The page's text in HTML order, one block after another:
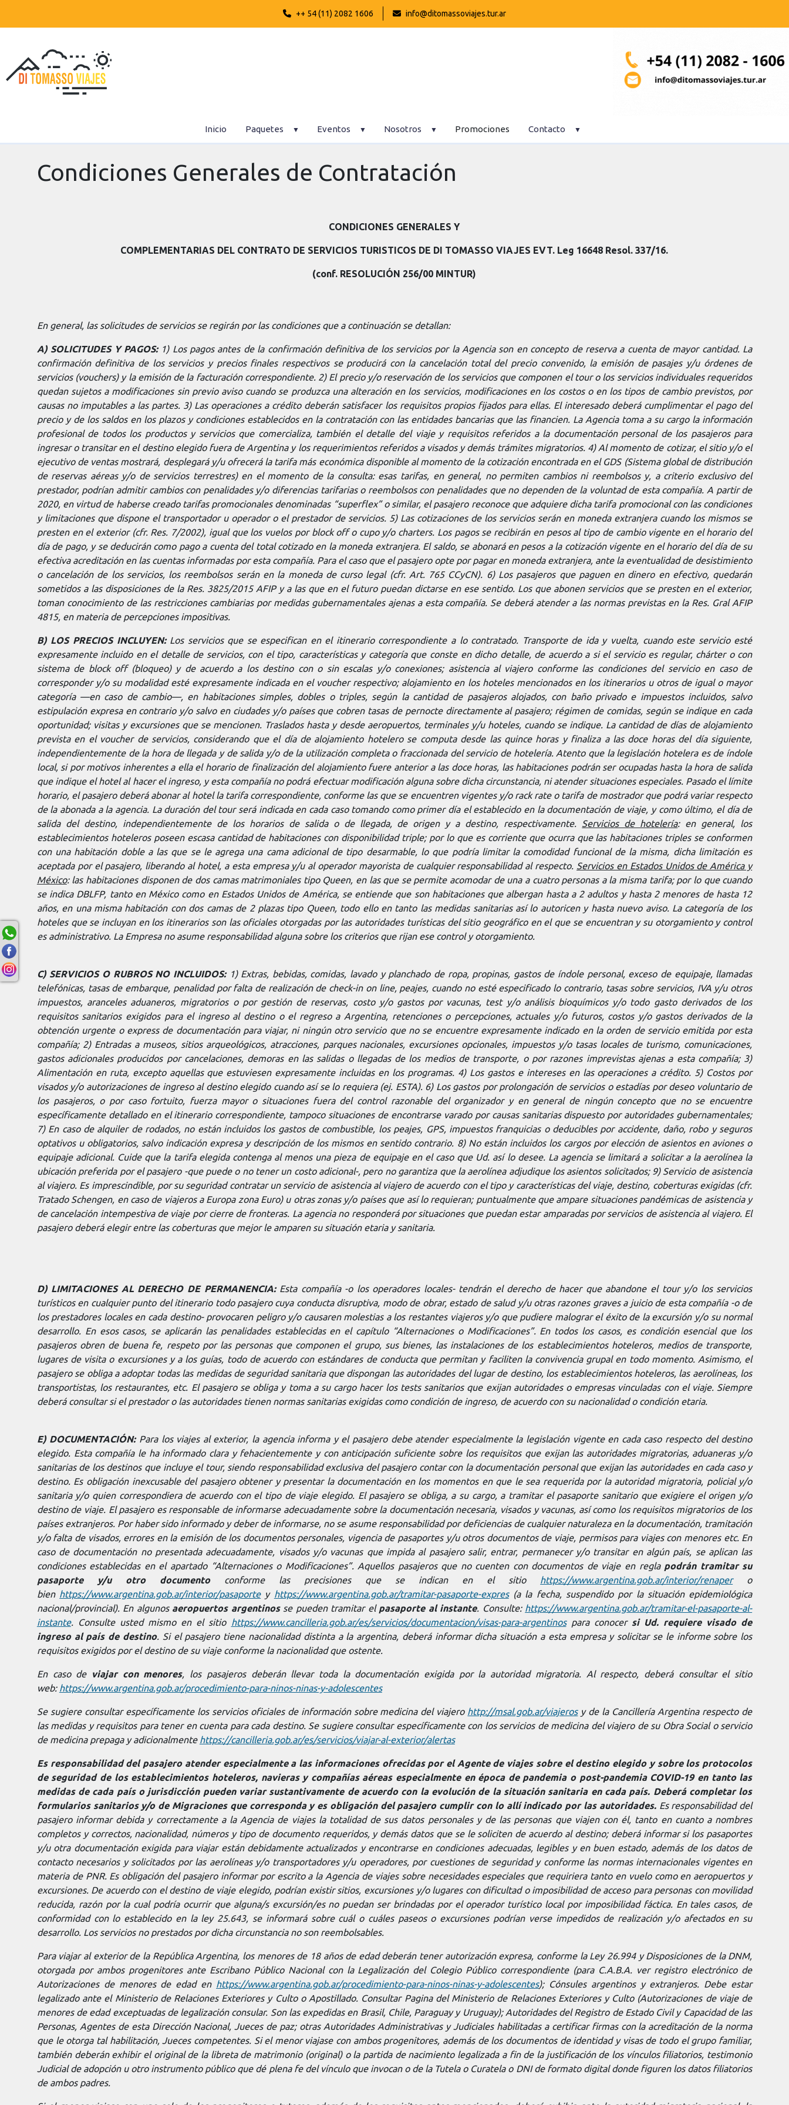
++ 54 (11) 2082 1606 info@ditomassoviajes.tur.ar
Inicio Paquetes Eventos Nosotros Promociones Contacto
Condiciones Generales de Contratación
CONDICIONES GENERALES Y
COMPLEMENTARIAS DEL CONTRATO DE SERVICIOS TURISTICOS DE DI TOMASSO VIAJES EVT. Leg 16648 Resol. 337/16.
(conf. RESOLUCIÓN 256/00 MINTUR)
En general, las solicitudes de servicios se regirán por las condiciones que a continuación se detallan:
A) SOLICITUDES Y PAGOS: 1) Los pagos antes de la confirmación definitiva de los servicios por la Agencia son en concepto de reserva a cuenta de mayor cantidad. La
confirmación definitiva de los servicios y precios finales respectivos se producirá con la cancelación total del precio convenido, la emisión de pasajes y/u órdenes de
servicios (vouchers) y la emisión de la facturación correspondiente. 2) El precio y/o reservación de los servicios que componen el tour o los servicios individuales requeridos
quedan sujetos a modificaciones sin previo aviso cuando se produzca una alteración en los servicios, modificaciones en los costos o en los tipos de cambio previstos, por
causas no imputables a las partes. 3) Las operaciones a crédito deberán satisfacer los requisitos propios fijados para ellas. El interesado deberá cumplimentar el pago del
precio y de los saldos en los plazos y condiciones establecidos en la contratación con las entidades bancarias que las financien. La Agencia toma a su cargo la información
profesional de todos los productos y servicios que comercializa, también el detalle del viaje y requisitos referidos a la documentación personal de los pasajeros para
ingresar o transitar en el destino elegido fuera de Argentina y los requerimientos referidos a visados y demás trámites migratorios. 4) Al momento de cotizar, el sitio y/o el
ejecutivo de ventas mostrará, desplegará y/u ofrecerá la tarifa más económica disponible al momento de la cotización encontrada en el GDS (Sistema global de distribución
de reservas aéreas y/o de servicios terrestres) en el momento de la consulta: esas tarifas, en general, no permiten cambios ni reembolsos y, a criterio exclusivo del
prestador, podrían admitir cambios con penalidades y/o diferencias tarifarias o reembolsos con penalidades que no dependen de la voluntad de esta compañía. A partir de
2020, en virtud de haberse creado tarifas promocionales denominadas “superflex” o similar, el pasajero reconoce que adquiere dicha tarifa promocional con las condiciones
y limitaciones que dispone el transportador u operador o el prestador de servicios. 5) Las cotizaciones de los servicios serán en moneda extranjera cuando los mismos se
presten en el exterior (cfr. Res. 7/2002), igual que los vuelos por block off o cupo y/o charters. Los pagos se recibirán en pesos al tipo de cambio vigente en el horario del
día de pago, y se deducirán como pago a cuenta del total cotizado en la moneda extranjera. El saldo, se abonará en pesos a la cotización vigente en el horario del día de su
efectiva acreditación en las cuentas informadas por esta compañía. Para el caso que el pasajero opte por pagar en moneda extranjera, ante la eventualidad de desistimiento
o cancelación de los servicios, los reembolsos serán en la moneda de curso legal (cfr. Art. 765 CCyCN). 6) Los pasajeros que paguen en dinero en efectivo, quedarán
sometidos a las disposiciones de la Res. 3825/2015 AFIP y a las que en el futuro puedan dictarse en ese sentido. Los que abonen servicios que se presten en el exterior,
toman conocimiento de las restricciones cambiarias por medidas gubernamentales ajenas a esta compañía. Se deberá atender a las normas previstas en la Res. Gral AFIP
4815, en materia de percepciones impositivas.
B) LOS PRECIOS INCLUYEN: Los servicios que se especifican en el itinerario correspondiente a lo contratado. Transporte de ida y vuelta, cuando este servicio esté
expresamente incluido en el detalle de servicios, con el tipo, características y categoría que conste en dicho detalle, de acuerdo a si el servicio es regular, chárter o con
sistema de block off (bloqueo) y de acuerdo a los destino con o sin escalas y/o conexiones; asistencia al viajero conforme las condiciones del servicio en caso de
corresponder y/o su modalidad esté expresamente indicada en el voucher respectivo; alojamiento en los hoteles mencionados en los itinerarios u otros de igual o mayor
categoría —en caso de cambio—, en habitaciones simples, dobles o triples, según la cantidad de pasajeros alojados, con baño privado e impuestos incluidos, salvo
estipulación expresa en contrario y/o salvo en ciudades y/o países que cobren tasas de pernocte directamente al pasajero; régimen de comidas, según se indique en cada
oportunidad; visitas y excursiones que se mencionen. Traslados hasta y desde aeropuertos, terminales y/u hoteles, cuando se indique. La cantidad de días de alojamiento
prevista en el voucher de servicios, considerando que el día de alojamiento hotelero se computa desde las quince horas y finaliza a las doce horas del día siguiente,
independientemente de la hora de llegada y de salida y/o de la utilización completa o fraccionada del servicio de hotelería. Atento que la legislación hotelera es de índole
local, si por motivos inherentes a ella el horario de finalización del alojamiento fuere anterior a las doce horas, las habitaciones podrán ser ocupadas hasta la hora de salida
que indique el hotel al hacer el ingreso, y esta compañía no podrá efectuar modificación alguna sobre dicha circunstancia, ni atender situaciones especiales. Pasado el límite
horario, el pasajero deberá abonar al hotel la tarifa correspondiente, conforme las que se encuentren vigentes y/o rack rate o tarifa de mostrador que podrá variar respecto
de la abonada a la agencia. La duración del tour será indicada en cada caso tomando como primer día el establecido en la documentación de viaje, y como último, el día de
salida del destino, independientemente de los horarios de salida o de llegada, de origen y a destino, respectivamente. Servicios de hotelería: en general, los
establecimientos hoteleros poseen escasa cantidad de habitaciones con disponibilidad triple; por lo que es corriente que ocurra que las habitaciones triples se conformen
con una habitación doble a las que se le agrega una cama adicional de tipo desarmable, lo que podría limitar la comodidad funcional de la misma, dicha limitación es
aceptada por el pasajero, liberando al hotel, a esta empresa y/u al operador mayorista de cualquier responsabilidad al respecto. Servicios en Estados Unidos de América y
México: las habitaciones disponen de dos camas matrimoniales tipo Queen, en las que se permite acomodar de una a cuatro personas a la misma tarifa; por lo que cuando
se indica DBLFP, tanto en México como en Estados Unidos de América, se entiende que son habitaciones que albergan hasta a 2 adultos y hasta 2 menores de hasta 12
años, en una misma habitación con dos camas de 2 plazas tipo Queen, todo ello en tanto las medidas sanitarias así lo autoricen y hasta nuevo aviso. La categoría de los
hoteles que se incluyan en los itinerarios son las oficiales otorgadas por las autoridades turísticas del sitio geográfico en el que se encuentran y su otorgamiento y control
es administrativo. La Empresa no asume responsabilidad alguna sobre los criterios que rijan ese control y otorgamiento.
C) SERVICIOS O RUBROS NO INCLUIDOS: 1) Extras, bebidas, comidas, lavado y planchado de ropa, propinas, gastos de índole personal, exceso de equipaje, llamadas
telefónicas, tasas de embarque, penalidad por falta de realización de check-in on line, peajes, cuando no esté especificado lo contrario, tasas sobre servicios, IVA y/u otros
impuestos, aranceles aduaneros, migratorios o por gestión de reservas, costo y/o gastos por vacunas, test y/o análisis bioquímicos y/o todo gasto derivados de los
requisitos sanitarios exigidos para el ingreso al destino o el regreso a Argentina, retenciones o percepciones, actuales y/o futuros, costos y/o gastos derivados de la
obtención urgente o express de documentación para viajar, ni ningún otro servicio que no se encuentre expresamente indicado en la orden de servicio emitida por esta
compañía; 2) Entradas a museos, sitios arqueológicos, atracciones, parques nacionales, excursiones opcionales, impuestos y/o tasas locales de turismo, comunicaciones,
gastos adicionales producidos por cancelaciones, demoras en las salidas o llegadas de los medios de transporte, o por razones imprevistas ajenas a esta compañía; 3)
Alimentación en ruta, excepto aquellas que estuviesen expresamente incluidas en los programas. 4) Los gastos e intereses en las operaciones a crédito. 5) Costos por
visados y/o autorizaciones de ingreso al destino elegido cuando así se lo requiera (ej. ESTA). 6) Los gastos por prolongación de servicios o estadías por deseo voluntario de
los pasajeros, o por caso fortuito, fuerza mayor o situaciones fuera del control razonable del organizador y en general de ningún concepto que no se encuentre
específicamente detallado en el itinerario correspondiente, tampoco situaciones de encontrarse varado por causas sanitarias dispuesto por autoridades gubernamentales;
7) En caso de alquiler de rodados, no están incluidos los gastos de combustible, los peajes, GPS, impuestos franquicias o deducibles por accidente, daño, robo y seguros
optativos u obligatorios, salvo indicación expresa y descripción de los mismos en sentido contrario. 8) No están incluidos los cargos por elección de asientos en aviones o
equipaje adicional. Cuide que la tarifa elegida contenga al menos una pieza de equipaje en el caso que Ud. así lo desee. La agencia se limitará a solicitar a la aerolínea la
ubicación preferida por el pasajero -que puede o no tener un costo adicional-, pero no garantiza que la aerolínea adjudique los asientos solicitados; 9) Servicio de asistencia
al viajero. Es imprescindible, por su seguridad contratar un servicio de asistencia al viajero de acuerdo con el tipo y características del viaje, destino, coberturas exigidas (cfr.
Tratado Schengen, en caso de viajeros a Europa zona Euro) u otras zonas y/o países que así lo requieran; puntualmente que ampare situaciones pandémicas de asistencia y
de cancelación intempestiva de viaje por cierre de fronteras. La agencia no responderá por situaciones que puedan estar amparadas por servicios de asistencia al viajero. El
pasajero deberá elegir entre las coberturas que mejor le amparen su situación etaria y sanitaria.
D) LIMITACIONES AL DERECHO DE PERMANENCIA:Esta compañía -o los operadores locales- tendrán el derecho de hacer que abandone el tour y/o los servicios
turísticos en cualquier punto del itinerario todo pasajero cuya conducta disruptiva, modo de obrar, estado de salud y/u otras razones graves a juicio de esta compañía -o de
los prestadores locales en cada destino- provocaren peligro y/o causaren molestias a los restantes viajeros y/o que pudiere malograr el éxito de la excursión y/o su normal
desarrollo. En esos casos, se aplicarán las penalidades establecidas en el capítulo “Alternaciones o Modificaciones”. En todos los casos, es condición esencial que los
pasajeros obren de buena fe, respeto por las personas que componen el grupo, sus bienes, las instalaciones de los establecimientos hoteleros, medios de transporte,
lugares de visita o excursiones y a los guías, todo de acuerdo con estándares de conducta que permitan y faciliten la convivencia grupal en todo momento. Asimismo, el
pasajero se obliga a adoptar todas las medidas de seguridad sanitaria que dispongan las autoridades del lugar de destino, los establecimientos hoteleros, las aerolíneas, los
transportistas, los restaurantes, etc. El pasajero se obliga y toma a su cargo hacer los tests sanitarios que exijan autoridades o empresas vinculadas con el viaje. Siempre
deberá consultar si el prestador o las autoridades tienen normas sanitarias exigidas como condición de ingreso, de acuerdo con su nacionalidad o condición etaria.
E) DOCUMENTACIÓN:Para los viajes al exterior, la agencia informa y el pasajero debe atender especialmente la legislación vigente en cada caso respecto del destino
elegido. Esta compañía le ha informado clara y fehacientemente y con anticipación suficiente sobre los requisitos que exijan las autoridades migratorias, aduaneras y/o
sanitarias de los destinos que incluye el tour, siendo responsabilidad exclusiva del pasajero contar con la documentación personal que exijan las autoridades en cada caso y
destino. Es obligación inexcusable del pasajero obtener y presentar la documentación en los momentos en que le sea requerida por la autoridad migratoria, policial y/o
sanitaria y/o quien correspondiera de acuerdo con el tipo de viaje elegido. El pasajero se obliga, a su cargo, a tramitar el pasaporte sanitario que exigiere el origen y/o
destino de viaje. El pasajero es responsable de informarse adecuadamente sobre la documentación necesaria, visados y vacunas, así como los requisitos migratorios de los
países extranjeros. Por haber sido informado y deber de informarse, no se asume responsabilidad por deficiencias de cualquier naturaleza en la documentación, tramitación
y/o falta de visados, errores en la emisión de los documentos personales, vigencia de pasaportes y/u otros documentos de viaje, permisos para viajes con menores etc. En
caso de documentación no presentada adecuadamente, visados y/o vacunas que impida al pasajero salir, entrar, permanecer y/o transitar en algún país, se aplican las
condiciones establecidas en el apartado “Alternaciones o Modificaciones”. Aquellos pasajeros que no cuenten con documentos de viaje en regla podrán tramitar su
pasaporte y/u otro documentoconforme las precisiones que se indican en el sitio https://www.argentina.gob.ar/interior/renapero
bien https://www.argentina.gob.ar/interior/pasaportey https://www.argentina.gob.ar/tramitar-pasaporte-expres(a la fecha, suspendido por la situación epidemiológica
nacional/provincial). En algunos aeropuertos argentinosse pueden tramitar el pasaporte al instante. Consulte: https://www.argentina.gob.ar/tramitar-el-pasaporte-al-
instante. Consulte usted mismo en el sitio https://www.cancilleria.gob.ar/es/servicios/documentacion/visas-para-argentinospara conocer si Ud. requiere visado de
ingreso al país de destino. Si el pasajero tiene nacionalidad distinta a la argentina, deberá informar dicha situación a esta empresa y solicitar se le informe sobre los
requisitos exigidos por el destino de su viaje conforme la nacionalidad que ostente.
En caso de viajar con menores, los pasajeros deberán llevar toda la documentación exigida por la autoridad migratoria. Al respecto, deberá consultar el sitio
web: https://www.argentina.gob.ar/procedimiento-para-ninos-ninas-y-adolescentes
Se sugiere consultar específicamente los servicios oficiales de información sobre medicina del viajero http://msal.gob.ar/viajerosy de la Cancillería Argentina respecto de
las medidas y requisitos para tener en cuenta para cada destino. Se sugiere consultar específicamente con los servicios de medicina del viajero de su Obra Social o servicio
de medicina prepaga y adicionalmente https://cancilleria.gob.ar/es/servicios/viajar-al-exterior/alertas
Es responsabilidad del pasajero atender especialmente a las informaciones ofrecidas por el Agente de viajes sobre el destino elegido y sobre los protocolos
de seguridad de los establecimientos hoteleros, navieras y compañías aéreas especialmente en época de pandemia o post-pandemia COVID-19 en tanto las
medidas de cada país o jurisdicción pueden variar sustantivamente de acuerdo con la evolución de la situación sanitaria en cada país. Deberá completar los
formularios sanitarios y/o de Migraciones que corresponda y es obligación del pasajero cumplir con lo allí indicado por las autoridades.Es responsabilidad del
pasajero informar debida y correctamente a la Agencia de viajes la totalidad de sus datos personales y de las personas que viajen con él, tanto en cuanto a nombres
completos y correctos, nacionalidad, números y tipo de documento requeridos, y demás datos que se le soliciten de acuerdo al destino; deberá informar si los pasaportes
y/u otra documentación exigida para viajar están debidamente actualizados y encontrarse en condiciones adecuadas, legibles y en buen estado, además de los datos de
contacto necesarios y solicitados por las aerolíneas y/o transportadores y/u operadores, por cuestiones de seguridad y conforme las normas internacionales vigentes en
materia de PNR. Es obligación del pasajero informar por escrito a la Agencia de viajes sobre necesidades especiales que requiriera tanto en vuelo como en aeropuertos y
excursiones. De acuerdo con el destino de viaje elegido, podrían existir sitios, excursiones y/o lugares con dificultad o imposibilidad de acceso para personas con movilidad
reducida, razón por la cual podría ocurrir que alguna/s excursión/es no puedan ser brindadas por el operador turístico local por imposibilidad fáctica. En tales casos, de
conformidad con lo establecido en la ley 25.643, se informará sobre cuál o cuáles paseos o excursiones podrían verse impedidos de realización y/o afectados en su
desarrollo. Los servicios no prestados por dicha circunstancia no son reembolsables.
Para viajar al exterior de la República Argentina, los menores de 18 años de edad deberán tener autorización expresa, conforme la Ley 26.994 y Disposiciones de la DNM,
otorgada por ambos progenitores ante Escribano Público Nacional con la Legalización del Colegio Público correspondiente (para C.A.B.A. ver registro electrónico de
Autorizaciones de menores de edad en https://www.argentina.gob.ar/procedimiento-para-ninos-ninas-y-adolescentes); Cónsules argentinos y extranjeros. Debe estar
legalizado ante el Ministerio de Relaciones Exteriores y Culto o Apostillado. Consultar Pagina del Ministerio de Relaciones Exteriores y Culto (Autorizaciones de viaje de
menores de edad exceptuadas de legalización consular. Son las expedidas en Brasil, Chile, Paraguay y Uruguay); Autoridades del Registro de Estado Civil y Capacidad de las
Personas, Agentes de esta Dirección Nacional, Jueces de paz; otras Autoridades Administrativas y Judiciales habilitadas a certificar firmas con la acreditación de la norma
que le otorga tal habilitación, Jueces competentes. Si el menor viajase con ambos progenitores, además de los documentos de identidad y visas de todo el grupo familiar,
también deberán exhibir el original de la libreta de matrimonio (original) o la partida de nacimiento legalizada a fin de la justificación de los vínculos filiatorios, testimonio
Judicial de adopción u otro instrumento público que dé plena fe del vínculo que invocan o de la Tutela o Curatela o DNI de formato digital donde figuren los datos filiatorios
de ambos padres.